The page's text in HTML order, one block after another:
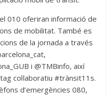
010 oferiran informació de
de mobilitat. També es
de la jornada a través
i @TMBinfo, així
col·laboratiu #trànsit11s.
d’emergències 080,